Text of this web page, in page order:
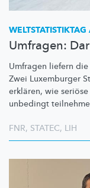
WELTSTATISTIKTAG
Umfragen:
Umfragen liefern
Zwei Luxemburger
erklären, wie
unbedingt
FNR, STATEC, LIH